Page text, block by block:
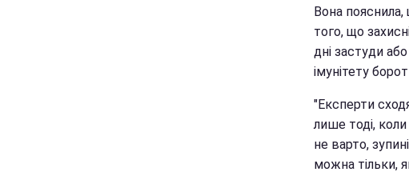
Вона
того, що
дні застуди
імунітету
"Експерти
лише тоді,
не варто,
можна тільки,